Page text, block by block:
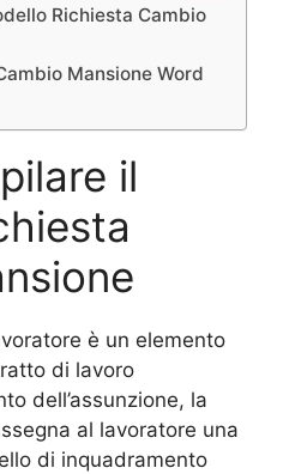
Richiesta Cambio
Mansione Word
il
è un elemento
di lavoro
dell’assunzione, la
al lavoratore una
di inquadramento